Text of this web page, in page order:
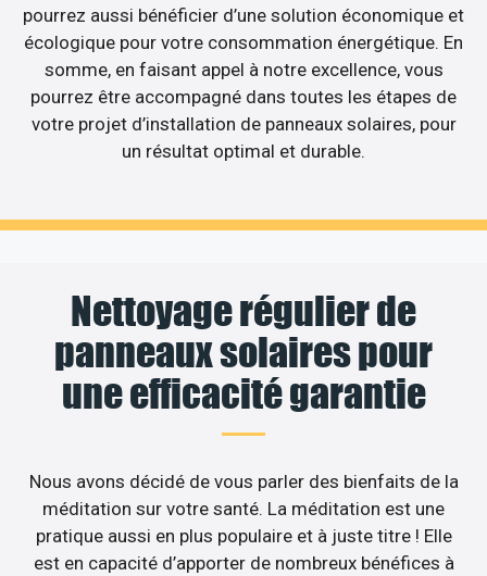
pourrez aussi bénéficier d’une solution économique et
écologique pour votre consommation énergétique. En
somme, en faisant appel à notre excellence, vous
pourrez être accompagné dans toutes les étapes de
votre projet d’installation de panneaux solaires, pour
un résultat optimal et durable.
Nettoyage régulier de
panneaux solaires pour
une efficacité garantie
Nous avons décidé de vous parler des bienfaits de la
méditation sur votre santé. La méditation est une
pratique aussi en plus populaire et à juste titre ! Elle
est en capacité d’apporter de nombreux bénéfices à